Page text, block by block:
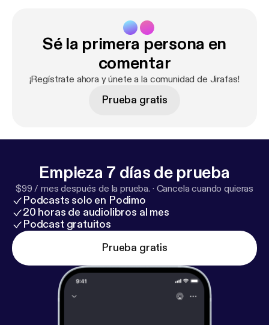
Sé la primera persona en
comentar
¡Regístrate ahora y únete a la comunidad de Jirafas!
Prueba gratis
Empieza 7 días de prueba
$99 / mes después de la prueba. · Cancela cuando quieras
Podcasts solo en Podimo
20 horas de audiolibros al mes
Podcast gratuitos
Prueba gratis